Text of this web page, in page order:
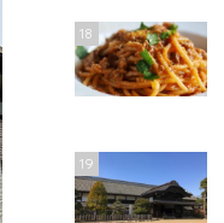
18
19